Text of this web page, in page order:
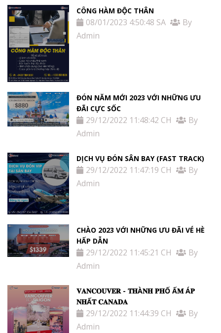
CÔNG HÀM ĐỘC THÂN
08/01/2023 4:50:48 SA
By
Admin
ĐÓN NĂM MỚI 2023 VỚI NHỮNG ƯU
ĐÃI CỰC SỐC
29/12/2022 11:48:42 CH
By
Admin
DỊCH VỤ ĐÓN SÂN BAY (FAST TRACK)
29/12/2022 11:47:19 CH
By
Admin
CHÀO 2023 VỚI NHỮNG ƯU ĐÃI VÉ HÈ
HẤP DẪN
29/12/2022 11:45:21 CH
By
Admin
𝐕𝐀𝐍𝐂𝐎𝐔𝐕𝐄𝐑 - 𝐓𝐇À𝐍𝐇 𝐏𝐇Ố Ấ𝐌 Á𝐏
𝐍𝐇Ấ𝐓 𝐂𝐀𝐍𝐀𝐃𝐀
29/12/2022 11:44:39 CH
By
Admin